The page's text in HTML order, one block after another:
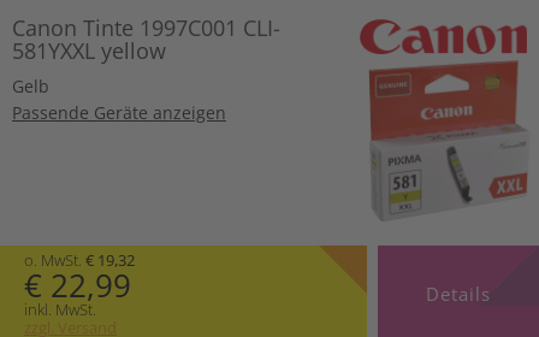
Canon Tinte 1997C001 CLI-
581YXXL yellow
Gelb
Passende Geräte anzeigen
o. MwSt. € 19,32
€ 22,99
inkl. MwSt.
zzgl. Versand
Details